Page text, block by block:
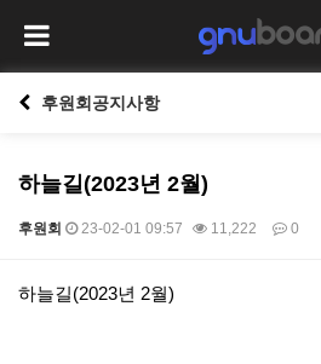
후원회공지사항
하늘길(2023년 2월)
후원회 23-02-01 09:57 11,222 0
본문
하늘길(2023년 2월)